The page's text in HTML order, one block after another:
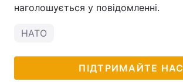
наголошується у повідомленні.
НАТО
ПІДТРИМАЙТЕ НАС